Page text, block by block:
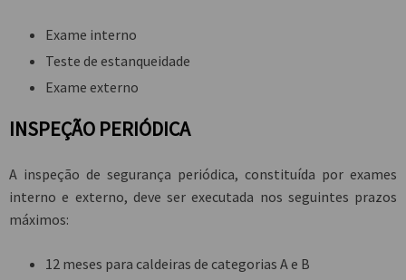
Exame interno
Teste de estanqueidade
Exame externo
INSPEÇÃO PERIÓDICA
A inspeção de segurança periódica, constituída por exames
interno e externo, deve ser executada nos seguintes prazos
máximos:
12 meses para caldeiras de categorias A e B